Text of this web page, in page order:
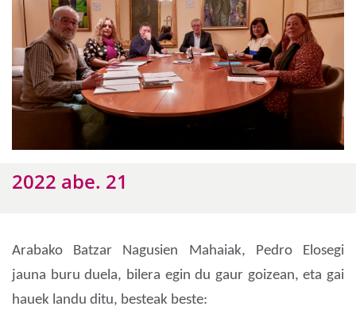
2022 abe. 21
Arabako Batzar Nagusien Mahaiak, Pedro Elosegi
jauna buru duela, bilera egin du gaur goizean, eta gai
hauek landu ditu, besteak beste: